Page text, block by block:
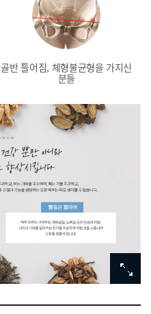
골반 틀어짐, 체형불균형을 가지신
분들